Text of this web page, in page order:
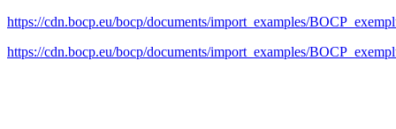
https://cdn.bocp.eu/bocp/documents/import_examples/
https://cdn.bocp.eu/bocp/documents/import_examples/